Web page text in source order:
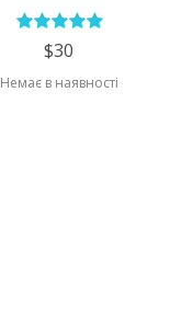
$30
Немає в наявності